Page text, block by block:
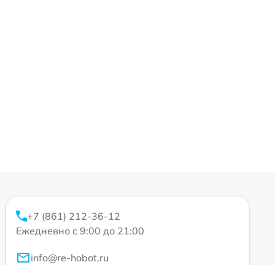
+7 (861) 212-36-12
Ежедневно с 9:00 до 21:00
info@re-hobot.ru